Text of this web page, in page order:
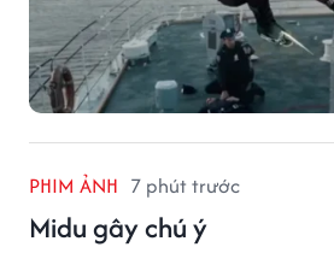
PHIM ẢNH 7 phút trước
Midu gây chú ý